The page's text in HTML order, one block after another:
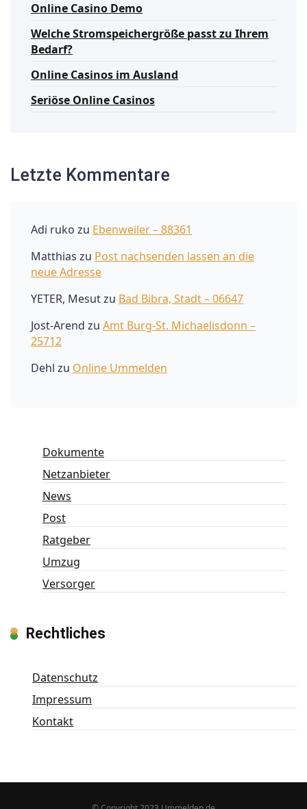
Online Casino Demo
Welche Stromspeichergröße passt zu Ihrem
Bedarf?
Online Casinos im Ausland
Seriöse Online Casinos
Letzte Kommentare
Adi ruko zu Ebenweiler – 88361
Matthias zu Post nachsenden lassen an die
neue Adresse
YETER, Mesutzu Bad Bibra, Stadt – 06647
Jost-Arend zu Amt Burg-St. Michaelisdonn –
25712
Dehl zu Online Ummelden
Dokumente
Netzanbieter
News
Post
Ratgeber
Umzug
Versorger
Rechtliches
Datenschutz
Impressum
Kontakt